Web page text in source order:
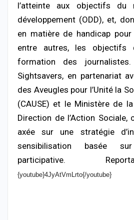
l’atteinte aux objectifs du
développement (ODD), et,
en matière de handicap
entre autres, les
formation des
Sightsavers, en partenariat
des Aveugles pour l’Unité la
(CAUSE) et le Ministère de
Direction de l’Action
axée sur une stratégie
sensibilisation basée
participative.
{youtube}4JyAtVmLrto{/youtube}